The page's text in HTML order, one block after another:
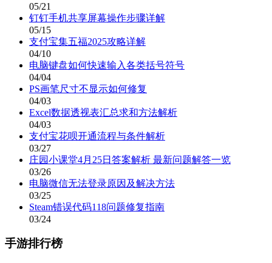
05/21
钉钉手机共享屏幕操作步骤详解
05/15
支付宝集五福2025攻略详解
04/10
电脑键盘如何快速输入各类括号符号
04/04
PS画笔尺寸不显示如何修复
04/03
Excel数据透视表汇总求和方法解析
04/03
支付宝花呗开通流程与条件解析
03/27
庄园小课堂4月25日答案解析 最新问题解答一览
03/26
电脑微信无法登录原因及解决方法
03/25
Steam错误代码118问题修复指南
03/24
手游排行榜